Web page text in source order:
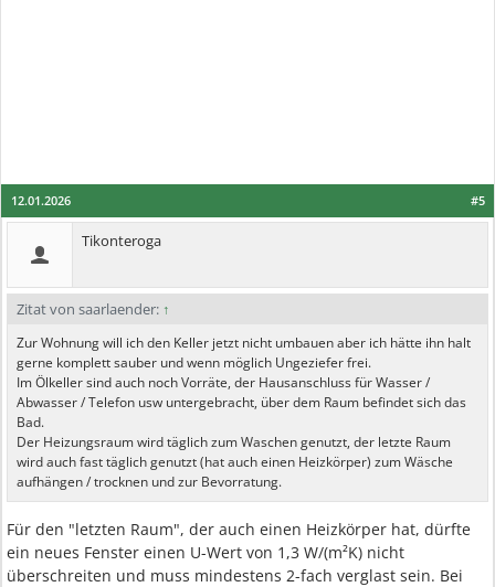
#5
12.01.2026
Tikonteroga
Zitat von saarlaender: ↑
Zur Wohnung will ich den Keller jetzt nicht umbauen aber ich hätte ihn halt
gerne komplett sauber und wenn möglich Ungeziefer frei.
Im Ölkeller sind auch noch Vorräte, der Hausanschluss für Wasser /
Abwasser / Telefon usw untergebracht, über dem Raum befindet sich das
Bad.
Der Heizungsraum wird täglich zum Waschen genutzt, der letzte Raum
wird auch fast täglich genutzt (hat auch einen Heizkörper) zum Wäsche
aufhängen / trocknen und zur Bevorratung.
Für den "letzten Raum", der auch einen Heizkörper hat, dürfte
ein neues Fenster einen U-Wert von 1,3 W/(m²K) nicht
überschreiten und muss mindestens 2-fach verglast sein. Bei